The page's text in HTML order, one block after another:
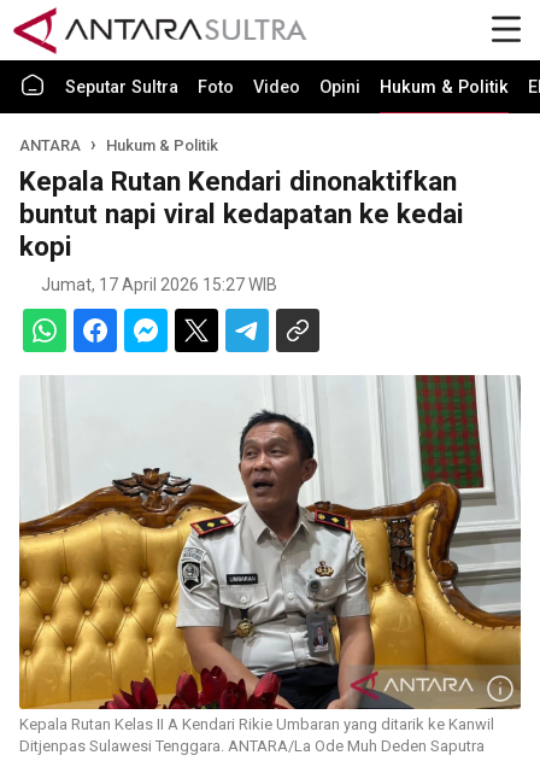
Seputar Sultra Foto Video Opini Hukum & Politik
ANTARA Hukum & Politik
Kepala Rutan Kendari dinonaktifkan
buntut napi viral kedapatan ke kedai
kopi
Jumat, 17 April 2026 15:27 WIB
Kepala Rutan Kelas II A Kendari Rikie Umbaran yang ditarik ke Kanwil
Ditjenpas Sulawesi Tenggara. ANTARA/La Ode Muh Deden Saputra